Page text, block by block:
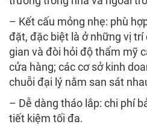
– Kết cấu mỏng nhẹ: phù
đặt, đặc biệt là ở những vị
gian và đòi hỏi độ thẩm mỹ
cửa hàng; các cơ sở kinh
chuỗi đại lý nằm san sát
– Dễ dàng tháo lắp: chi phí
tiết kiệm tối đa.